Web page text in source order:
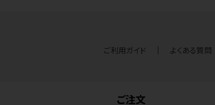
ご利用ガイド よくある質問
ご注文